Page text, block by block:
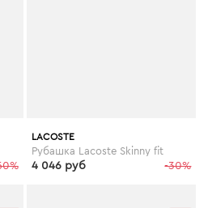
LACOSTE
Рубашка Lacoste Skinny fit
-30%
4 046 руб